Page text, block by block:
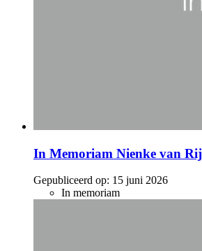
In Memoriam Nienke van Rij
Gepubliceerd op: 15 juni 2026
In memoriam